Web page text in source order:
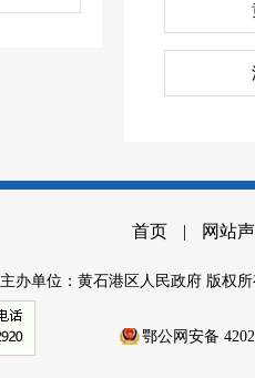
首页 | 网站
主办单位：黄石港区人民政府 版权
鄂公网安备